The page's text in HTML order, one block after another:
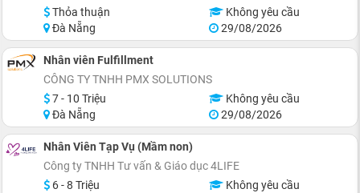
Thỏa thuận
Không yêu cầu
Đà Nẵng
29/08/2026
Nhân viên Fulfillment
CÔNG TY TNHH PMX SOLUTIONS
7 - 10 Triệu
Không yêu cầu
Đà Nẵng
29/08/2026
Nhân Viên Tạp Vụ (Mầm non)
Công ty TNHH Tư vấn & Giáo dục 4LIFE
6 - 8 Triệu
Không yêu cầu